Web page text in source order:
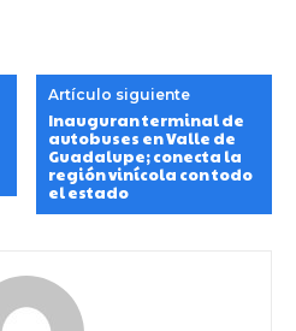
Artículo siguiente
Inauguran terminal de
autobuses en Valle de
Guadalupe; conecta la
región vinícola con todo
el estado